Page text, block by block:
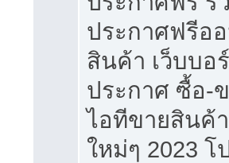
ประกาศฟรีอ
สินค้า เว็บบอ
ประกาศ ซื้อ-
ไอทีขายสินค้
ใหม่ๆ 2023